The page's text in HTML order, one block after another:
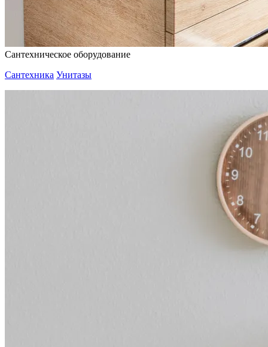
Сантехническое оборудование
Сантехника Унитазы